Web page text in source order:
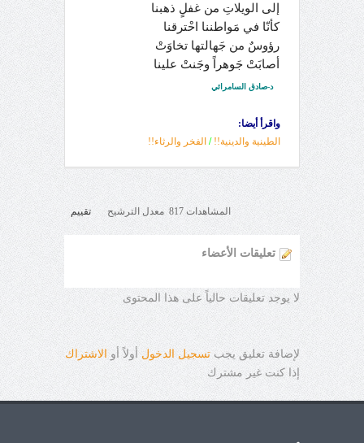
إلى الويلاتِ من غفلٍ ذهبنا
كأنّا في مَواطننا احْترقنا
رؤوسٌ من جَهالتها تخاوَتْ
أصابَتْ جَوهراً وجَنتْ علينا
د-صادق السامرائي
واقرأ أيضا:
الطينية والدينية!! / الفخر والرثاء!!
المشاهدات 817 معدل الترشيح تقييم
تعليقات الأعضاء
لا يوجد تعليقات حالياً على هذا المحتوى
لإضافة تعليق يجب تسجيل الدخول أولاً أو
الاشتراك
إذا كنت غير مشترك